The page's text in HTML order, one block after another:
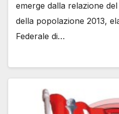
emerge dalla relazione
della popolazione 2013,
Federale di…